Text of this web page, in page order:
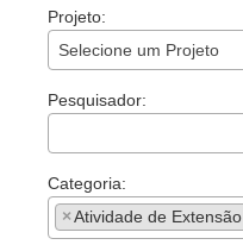
Projeto:
Selecione um Projeto
Pesquisador:
Categoria:
×Atividade de Extensão